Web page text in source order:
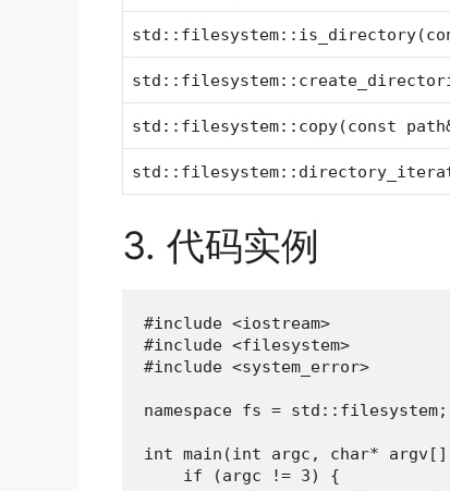
std::filesystem::copy(const
3. 代码实例
#include <iostream>
#include <filesystem>
#include <system_error>
namespace fs = std::filesystem;
int main(int argc, char*
    if (argc != 3) {